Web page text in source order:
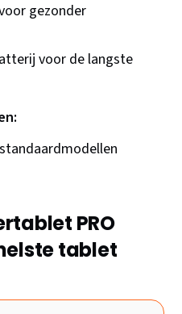
gezonder
voor de langste
PRO
tablet